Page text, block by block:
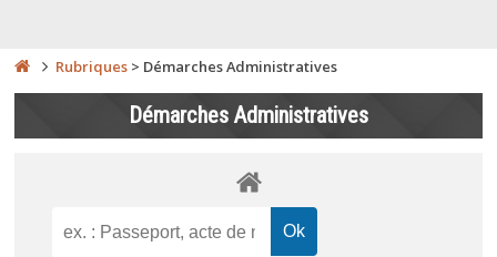
Rubriques > Démarches Administratives
Démarches Administratives